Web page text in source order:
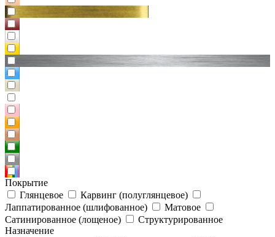
Покрытие
Глянцевое
Карвинг (полуглянцевое)
Лаппатированное (шлифованное)
Матовое
Сатинированное (лощеное)
Структурированное
Назначение